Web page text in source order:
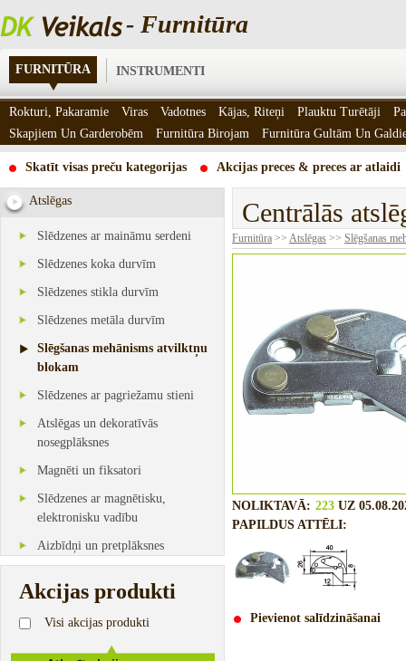
- Furnitūra
FURNITŪRA INSTRUMENTI
Skatīt visas preču kategorijas Akcijas preces & preces ar atlaidi
Atslēgas
Slēdzenes ar maināmu serdeni
Slēdzenes koka durvīm
Slēdzenes stikla durvīm
Slēdzenes metāla durvīm
Slēgšanas mehānisms atvilktņu
blokam
Slēdzenes ar pagriežamu stieni
Atslēgas un dekoratīvās
nosegplāksnes
Magnēti un fiksatori
Slēdzenes ar magnētisku,
elektronisku vadību
Aizbīdņi un pretplāksnes
Akcijas produkti
Visi akcijas produkti
Centrālās
Furnitūra >> Atslēgas >> Slēgšanas
NOLIKTAVĀ: 223 UZ
PAPILDUS ATTĒLI:
Pievienot salīdzināšanai
Rokturi, Pakaramie Viras Vadotnes Kājas, Riteņi Plauktu Turētāji
Skapjiem Un Garderobēm
Furnitūra Birojam Furnitūra Gultām Un